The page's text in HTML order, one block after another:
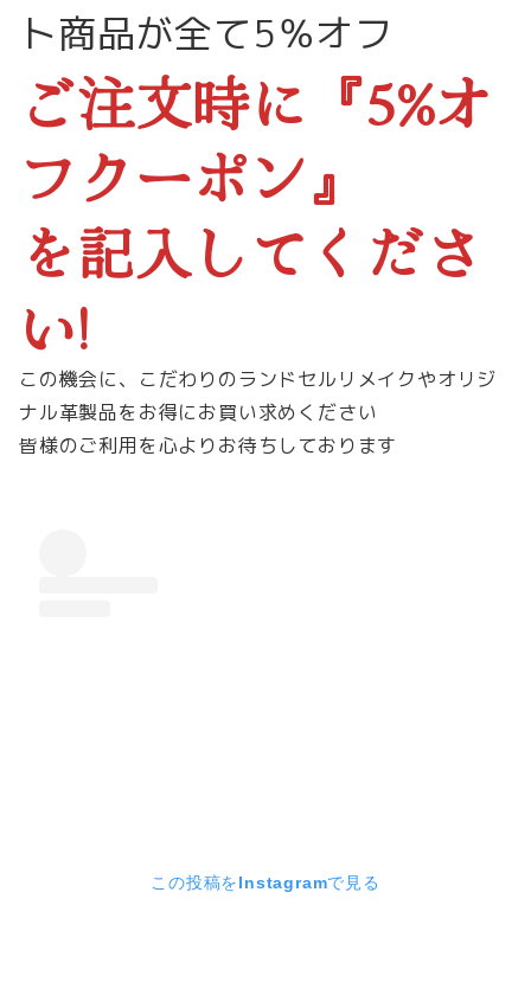
ト商品が全て5％オフ
ご注文時に『5%オ
フクーポン』
を記入してくださ
い!
この機会に、こだわりのランドセルリメイクやオリジ
ナル革製品をお得にお買い求めください
皆様のご利用を心よりお待ちしております
この投稿をInstagramで見る